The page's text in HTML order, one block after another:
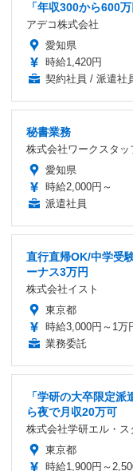
「年収300から600
アデコ株式会社
愛知県
時給1,420円
契約社員 / 派遣社
秘書業務
株式会社ワークスタッ
愛知県
時給2,000円～
派遣社員
直行直帰OK/中学受
ーナス3万円
株式会社イスト
東京都
時給3,000円～1万
業務委託
「学研の大卒限定
ら夜で月収20万可
株式会社学研エル・ス
東京都
時給1,900円～